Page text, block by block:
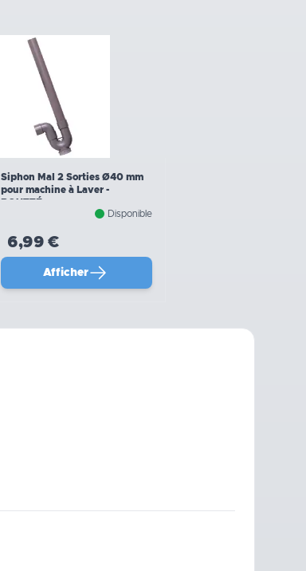
Siphon Mal 2 Sorties Ø40 mm
pour machine à Laver -
BOUTTÉ
Disponible
6,99 €
Afficher